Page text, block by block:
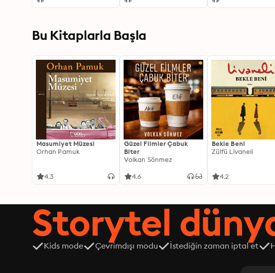
Bu Kitaplarla Başla
Masumiyet Müzesi
Orhan Pamuk
4.3
Güzel Filmler Çabuk
Biter
Volkan Sönmez
4.6
Bekle Beni
Zülfü Livaneli
4.2
Storytel
Kids mode Çevrimdışı modu İstediğin zaman iptal et